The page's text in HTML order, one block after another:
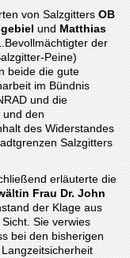
von Salzgitters OB
und Matthias
der
Peine)
beide die gute
im Bündnis
und die
und den
des Widerstandes
Salzgitters
erläuterte die
Frau Dr. John
der Klage aus
Sie verwies
bei den bisherigen